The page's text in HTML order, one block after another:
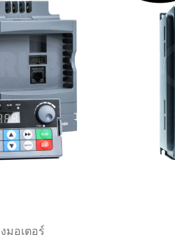
มอเตอร์